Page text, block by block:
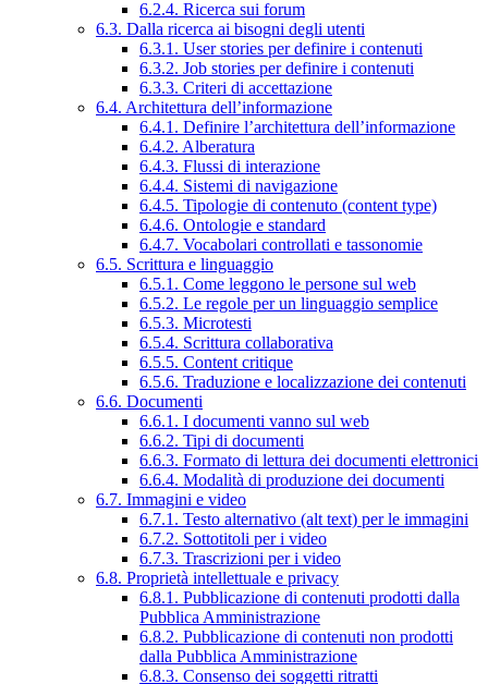
6.2.4. Ricerca sui forum
6.3. Dalla ricerca ai bisogni degli utenti
6.3.1. User stories per definire i contenuti
6.3.2. Job stories per definire i contenuti
6.3.3. Criteri di accettazione
6.4. Architettura dell’informazione
6.4.1. Definire l’architettura dell’informazione
6.4.2. Alberatura
6.4.3. Flussi di interazione
6.4.4. Sistemi di navigazione
6.4.5. Tipologie di contenuto (content type)
6.4.6. Ontologie e standard
6.4.7. Vocabolari controllati e tassonomie
6.5. Scrittura e linguaggio
6.5.1. Come leggono le persone sul web
6.5.2. Le regole per un linguaggio semplice
6.5.3. Microtesti
6.5.4. Scrittura collaborativa
6.5.5. Content critique
6.5.6. Traduzione e localizzazione dei contenuti
6.6. Documenti
6.6.1. I documenti vanno sul web
6.6.2. Tipi di documenti
6.6.3. Formato di lettura dei documenti elettronici
6.6.4. Modalità di produzione dei documenti
6.7. Immagini e video
6.7.1. Testo alternativo (alt text) per le immagini
6.7.2. Sottotitoli per i video
6.7.3. Trascrizioni per i video
6.8. Proprietà intellettuale e privacy
6.8.1. Pubblicazione di contenuti prodotti dalla
Pubblica Amministrazione
6.8.2. Pubblicazione di contenuti non prodotti
dalla Pubblica Amministrazione
6.8.3. Consenso dei soggetti ritratti